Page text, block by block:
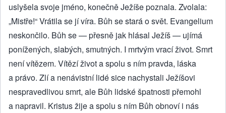
uslyšela svoje jméno, konečně Ježíše poznala. Zvolala:
„Mistře!“ Vrátila se jí víra. Bůh se stará o svět. Evangelium
neskončilo. Bůh se — přesně jak hlásal Ježíš — ujímá
ponížených, slabých, smutných. I mrtvým vrací život. Smrt
není vítězem. Vítězí život a spolu s ním pravda, láska
a právo. Zlí a nenávistní lidé sice nachystali Ježíšovi
nespravedlivou smrt, ale Bůh lidské špatnosti přemohl
a napravil. Kristus žije a spolu s ním Bůh obnoví i nás